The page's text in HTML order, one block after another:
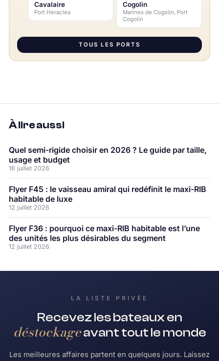
Cavalaire
Port Heraclea
Cogolin
Marines de Cogolin, Port
Cogolin
TOUS LES PORTS
À lire aussi
Quel semi-rigide choisir en 2026 ? Le guide par taille,
usage et budget
16 juillet 2026
Flyer F45 : le vaisseau amiral qui redéfinit le maxi-RIB
habitable de luxe
12 juillet 2026
Flyer F36 : pourquoi ce maxi-RIB habitable est l’une
des unités les plus désirables du segment
12 juillet 2026
LA LISTE PRIVÉE
Recevez les bateaux en
déstockageavant tout le monde
Les meilleures affaires partent en quelques jours. Laissez